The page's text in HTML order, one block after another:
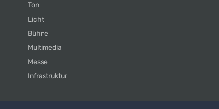
Ton
Licht
Bühne
Multimedia
Messe
Infrastruktur